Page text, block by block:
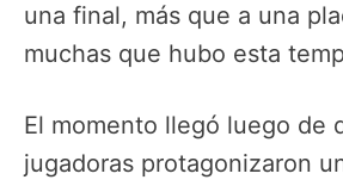
una final, más que a una
muchas que hubo esta
El momento llegó luego de
jugadoras protagonizaron